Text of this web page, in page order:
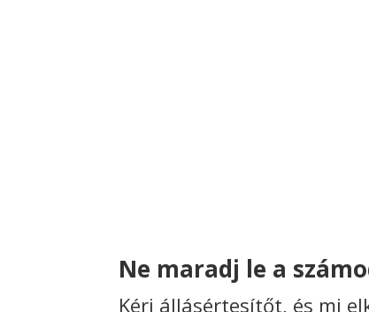
Ne maradj le a
Kérj állásértesítőt, és mi